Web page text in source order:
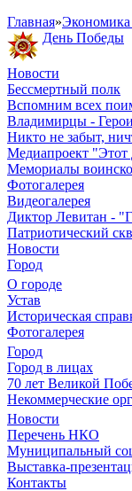
Главная»Экономика
День Победы
Новости
Бессмертный полк
Вспомним всех
Владимирцы -
Никто не забыт,
Медиапроект
Мемориалы
Фотогалерея
Видеогалерея
Диктор Левитан -
Патриотический
Новости
Город
О городе
Устав
Историческая
Фотогалерея
Город
Город в лицах
70 лет Великой
Некоммерческие
Новости
Перечень НКО
Муниципальный
Выставка-
Контакты